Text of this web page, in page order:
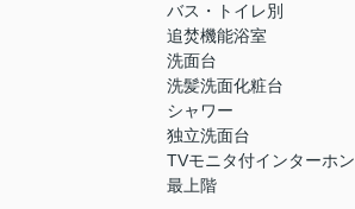
バス・トイレ別
追焚機能浴室
洗面台
洗髪洗面化粧台
シャワー
独立洗面台
TVモニタ付インターホン
最上階